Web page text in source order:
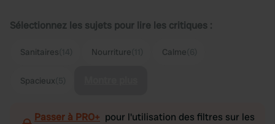
Sélectionnez les sujets pour lire les critiques :
Sanitaires Nourriture Calme
Spacieux
Passer à PRO+ pour l'utilisation des filtres sur les